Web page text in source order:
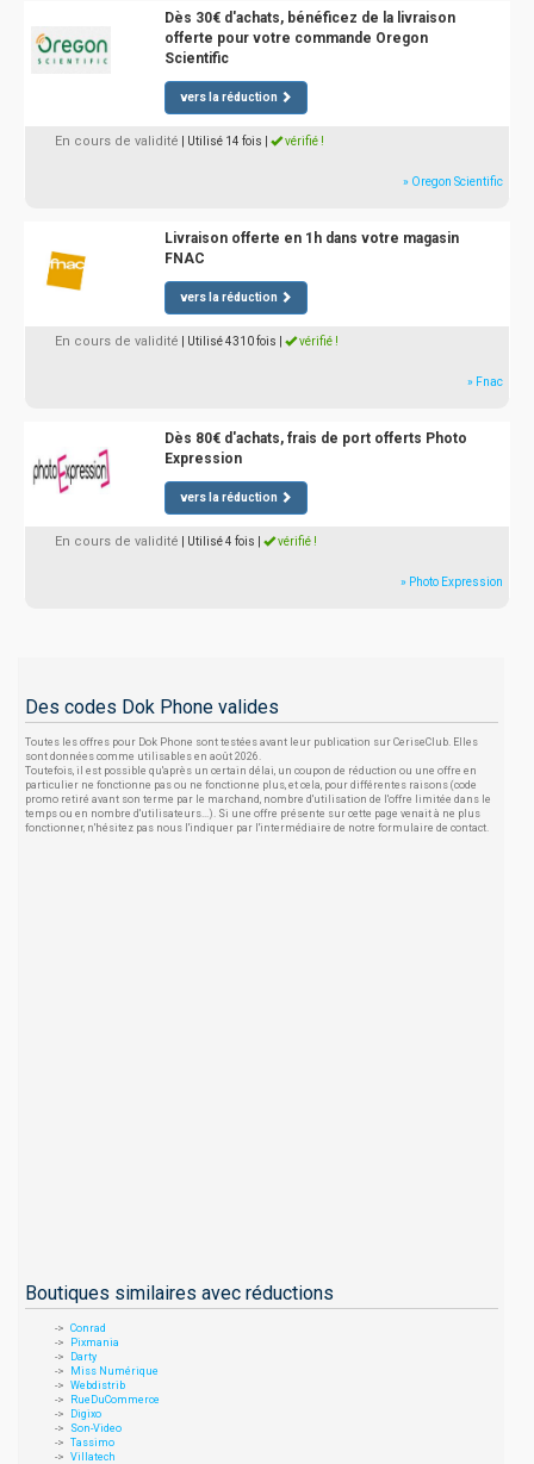
Dès 30€ d'achats, bénéficez de la livraison
offerte pour votre commande Oregon
Scientific
vers la réduction
En cours de validité | Utilisé 14 fois vérifié !
» Oregon Scientific
Livraison offerte en 1h dans votre magasin
FNAC
vers la réduction
En cours de validité | Utilisé 4310 fois vérifié !
» Fnac
Dès 80€ d'achats, frais de port offerts Photo
Expression
vers la réduction
En cours de validité | Utilisé 4 fois vérifié !
» Photo Expression
Des codes Dok Phone valides
Toutes les offres pour Dok Phone sont testées avant leur publication sur CeriseClub. Elles
sont données comme utilisables en août 2026.
Toutefois, il est possible qu'après un certain délai, un coupon de réduction ou une offre en
particulier ne fonctionne pas ou ne fonctionne plus, et cela, pour différentes raisons (code
promo retiré avant son terme par le marchand, nombre d'utilisation de l'offre limitée dans le
temps ou en nombre d'utilisateurs...). Si une offre présente sur cette page venait à ne plus
fonctionner, n'hésitez pas nous l'indiquer par l'intermédiaire de notre formulaire de contact.
Boutiques similaires avec réductions
Conrad
Pixmania
Darty
Miss Numérique
Webdistrib
RueDuCommerce
Digixo
Son-Video
Tassimo
Villatech